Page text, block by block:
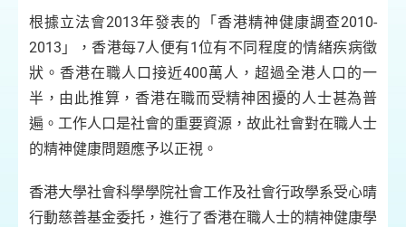
根據立法會2013年發表的「香港精神健康調查2010-
2013」，香港每7人便有1位有不同程度的情緒疾病徵
狀。香港在職人口接近400萬人，超過全港人口的一
半，由此推算，香港在職而受精神困擾的人士甚為普
遍。工作人口是社會的重要資源，故此社會對在職人士
的精神健康問題應予以正視。
香港大學社會科學學院社會工作及社會行政學系受心晴
行動慈善基金委托，進行了香港在職人士的精神健康學